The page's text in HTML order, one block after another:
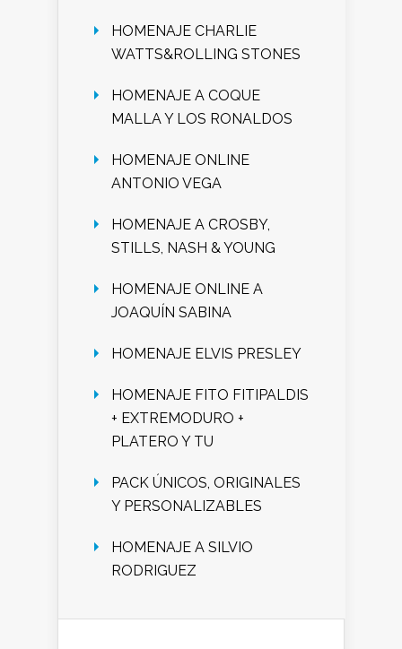
HOMENAJE CHARLIE
WATTS&ROLLING STONES
HOMENAJE A COQUE
MALLA Y LOS RONALDOS
HOMENAJE ONLINE
ANTONIO VEGA
HOMENAJE A CROSBY,
STILLS, NASH & YOUNG
HOMENAJE ONLINE A
JOAQUÍN SABINA
HOMENAJE ELVIS PRESLEY
HOMENAJE FITO FITIPALDIS
+ EXTREMODURO +
PLATERO Y TU
PACK ÚNICOS, ORIGINALES
Y PERSONALIZABLES
HOMENAJE A SILVIO
RODRIGUEZ